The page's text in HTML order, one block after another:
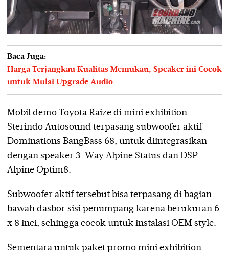
Baca Juga:
Harga Terjangkau Kualitas Memukau, Speaker ini Cocok
untuk Mulai Upgrade Audio
Mobil demo Toyota Raize di mini exhibition
Sterindo Autosound terpasang subwoofer aktif
Dominations BangBass 68, untuk diintegrasikan
dengan speaker 3-Way Alpine Status dan DSP
Alpine Optim8.
Subwoofer aktif tersebut bisa terpasang di bagian
bawah dasbor sisi penumpang karena berukuran 6
x 8 inci, sehingga cocok untuk instalasi OEM style.
Sementara untuk paket promo mini exhibition